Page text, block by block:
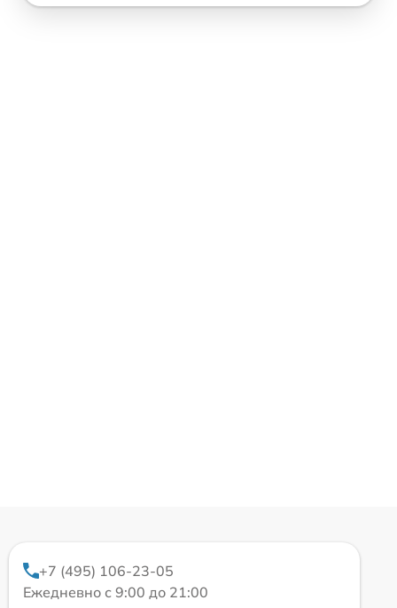
+7 (495) 106-23-05
Ежедневно с 9:00 до 21:00